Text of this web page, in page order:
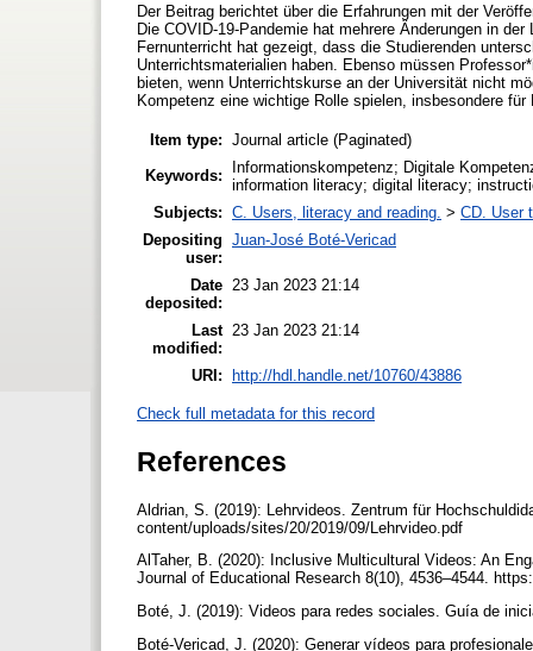
Der Beitrag berichtet über die Erfahrungen mit der
Die COVID-19-Pandemie hat mehrere Änderungen in
Fernunterricht hat gezeigt, dass die Studierenden
Unterrichtsmaterialien haben. Ebenso müssen
bieten, wenn Unterrichtskurse an der Universität nicht
Kompetenz eine wichtige Rolle spielen, insbesondere
Item type: Journal article (Paginated)
Keywords:
Informationskompetenz; Digitale
information literacy; digital literacy;
Subjects: C. Users, literacy and reading. > CD. User
Depositing
user:
Juan-José Boté-Vericad
Date
deposited:
23 Jan 2023 21:14
Last
modified:
23 Jan 2023 21:14
URI: http://hdl.handle.net/10760/43886
Check full metadata for this record
References
Aldrian, S. (2019): Lehrvideos. Zentrum für
content/uploads/sites/20/2019/09/Lehrvideo.pdf
AlTaher, B. (2020): Inclusive Multicultural Videos: An
Journal of Educational Research 8(10), 4536–4544.
Boté, J. (2019): Videos para redes sociales. Guía de
Boté-Vericad, J. (2020): Generar vídeos para